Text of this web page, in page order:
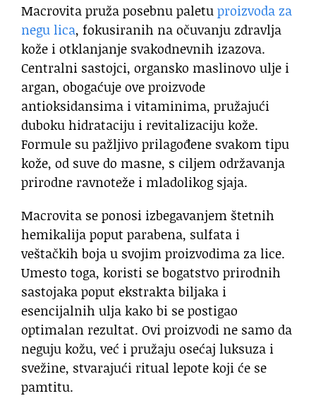
Macrovita pruža posebnu paletuproizvoda za
negu lica, fokusiranih na očuvanju zdravlja
kože i otklanjanje svakodnevnih izazova.
Centralni sastojci, organsko maslinovo ulje i
argan, obogaćuje ove proizvode
antioksidansima i vitaminima, pružajući
duboku hidrataciju i revitalizaciju kože.
Formule su pažljivo prilagođene svakom tipu
kože, od suve do masne, s ciljem održavanja
prirodne ravnoteže i mladolikog sjaja.
Macrovita se ponosi izbegavanjem štetnih
hemikalija poput parabena, sulfata i
veštačkih boja u svojim proizvodima za lice.
Umesto toga, koristi se bogatstvo prirodnih
sastojaka poput ekstrakta biljaka i
esencijalnih ulja kako bi se postigao
optimalan rezultat. Ovi proizvodi ne samo da
neguju kožu, već i pružaju osećaj luksuza i
svežine, stvarajući ritual lepote koji će se
pamtitu.